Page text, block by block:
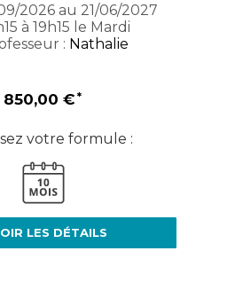
2026 au 21/06/2027
à 19h15 le Mardi
: Nathalie
850,00 €
votre formule :
LES DÉTAILS